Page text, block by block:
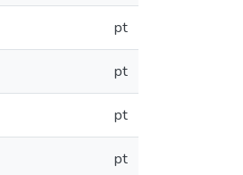
pt
pt
pt
pt